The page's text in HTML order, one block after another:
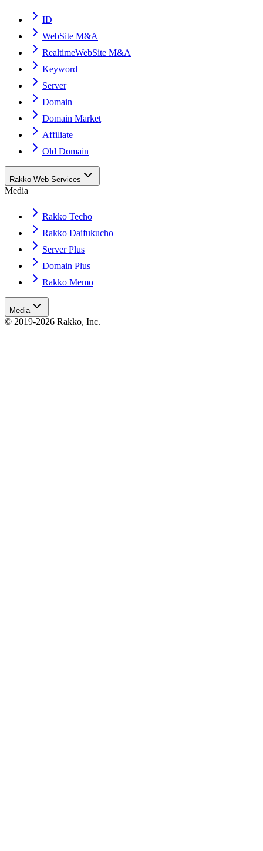
ID
WebSite M&A
RealtimeWebSite M&A
Keyword
Server
Domain
Domain Market
Affiliate
Old Domain
Rakko Web Services
Media
Rakko Techo
Rakko Daifukucho
Server Plus
Domain Plus
Rakko Memo
Media
© 2019-2026 Rakko, Inc.